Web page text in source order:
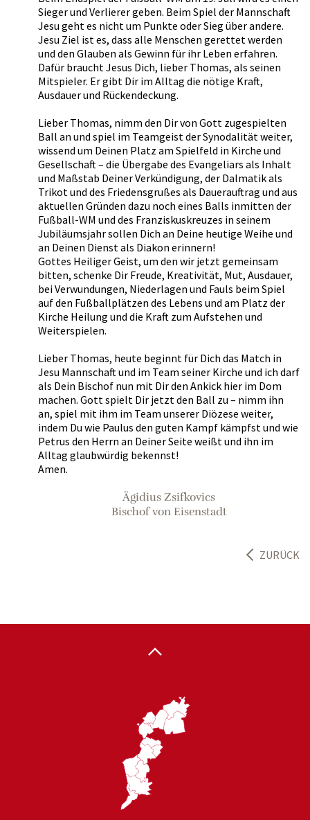
Sieger und Verlierer geben. Beim Spiel der Mannschaft
Jesu geht es nicht um Punkte oder Sieg über andere.
Jesu Ziel ist es, dass alle Menschen gerettet werden
und den Glauben als Gewinn für ihr Leben erfahren.
Dafür braucht Jesus Dich, lieber Thomas, als seinen
Mitspieler. Er gibt Dir im Alltag die nötige Kraft,
Ausdauer und Rückendeckung.
Lieber Thomas, nimm den Dir von Gott zugespielten
Ball an und spiel im Teamgeist der Synodalität weiter,
wissend um Deinen Platz am Spielfeld in Kirche und
Gesellschaft – die Übergabe des Evangeliars als Inhalt
und Maßstab Deiner Verkündigung, der Dalmatik als
Trikot und des Friedensgrußes als Dauerauftrag und aus
aktuellen Gründen dazu noch eines Balls inmitten der
Fußball-WM und des Franziskuskreuzes in seinem
Jubiläumsjahr sollen Dich an Deine heutige Weihe und
an Deinen Dienst als Diakon erinnern!
Gottes Heiliger Geist, um den wir jetzt gemeinsam
bitten, schenke Dir Freude, Kreativität, Mut, Ausdauer,
bei Verwundungen, Niederlagen und Fauls beim Spiel
auf den Fußballplätzen des Lebens und am Platz der
Kirche Heilung und die Kraft zum Aufstehen und
Weiterspielen.
Lieber Thomas, heute beginnt für Dich das Match in
Jesu Mannschaft und im Team seiner Kirche und ich darf
als Dein Bischof nun mit Dir den Ankick hier im Dom
machen. Gott spielt Dir jetzt den Ball zu – nimm ihn
an, spiel mit ihm im Team unserer Diözese weiter,
indem Du wie Paulus den guten Kampf kämpfst und wie
Petrus den Herrn an Deiner Seite weißt und ihn im
Alltag glaubwürdig bekennst!
Amen.
Ägidius Zsifkovics
Bischof von Eisenstadt
ZURÜCK